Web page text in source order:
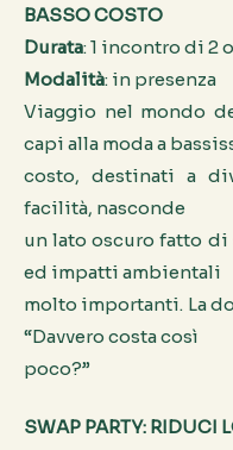
BASSO COSTO
Durata: 1 incontro di 2
Modalità: in presenza
Viaggio nel mondo
capi alla moda a
costo, destinati a
facilità, nasconde
un lato oscuro fatto
ed impatti ambientali
molto importanti. La
“Davvero costa così
poco?”
SWAP PARTY: RIDUCI